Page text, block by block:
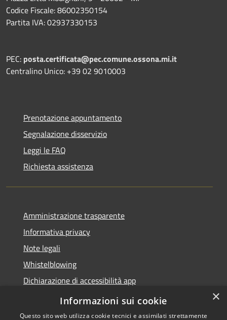
Codice Fiscale: 86002350154
Partita IVA: 02937330153
PEC: posta.certificata@pec.comune.ossona.mi.it
Centralino Unico: +39 02 9010003
Prenotazione appuntamento
Segnalazione disservizio
Leggi le FAQ
Richiesta assistenza
Amministrazione trasparente
Informativa privacy
Note legali
Whistelblowing
Dichiarazione di accessibilità app
Dichiarazione di accessibilità sito
×
Informazioni sui cookie
Questo sito web utilizza cookie tecnici e assimilati strettamente